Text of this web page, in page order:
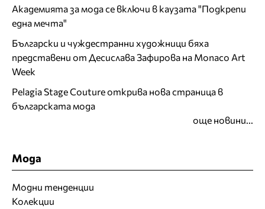
Академията за мода се включи в каузата "Подкрепи
една мечта"
Български и чуждестранни художници бяха
представени от Десислава Зафирова на Monaco Art
Week
Pelagia Stage Couture открива нова страница в
българската мода
още новини...
Мода
Модни тенденции
Колекции